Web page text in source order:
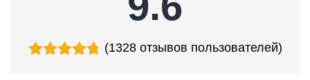
(1328 отзывов пользователей)